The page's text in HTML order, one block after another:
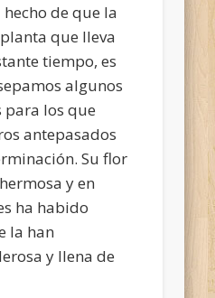
de que la
que lleva
tiempo, es
algunos
para los que
antepasados
Su flor
y en
ha habido
la han
y llena de